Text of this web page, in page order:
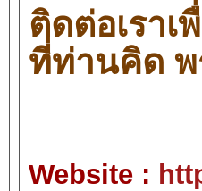
ติดต่อเรา
ที่ท่านคิด พ
Website :